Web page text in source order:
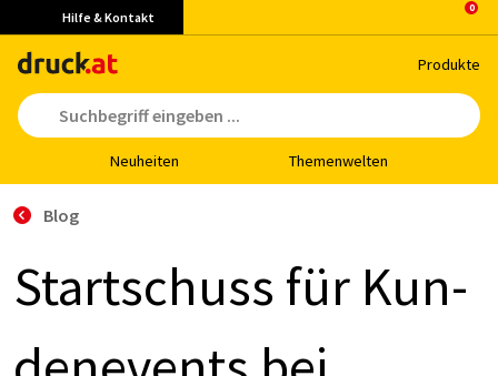
Hilfe & Kontakt
Pro­duk­te
Neu­hei­ten The­men­wel­ten
Blog
Start­schuss für Kun­